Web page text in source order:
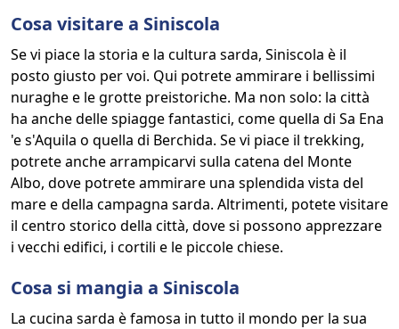
Cosa visitare a Siniscola
Se vi piace la storia e la cultura sarda, Siniscola è il
posto giusto per voi. Qui potrete ammirare i bellissimi
nuraghe e le grotte preistoriche. Ma non solo: la città
ha anche delle spiagge fantastici, come quella di Sa Ena
'e s'Aquila o quella di Berchida. Se vi piace il trekking,
potrete anche arrampicarvi sulla catena del Monte
Albo, dove potrete ammirare una splendida vista del
mare e della campagna sarda. Altrimenti, potete visitare
il centro storico della città, dove si possono apprezzare
i vecchi edifici, i cortili e le piccole chiese.
Cosa si mangia a Siniscola
La cucina sarda è famosa in tutto il mondo per la sua